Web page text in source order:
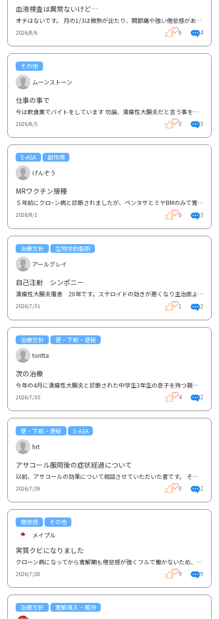
血液検査は異常ないけど…
オチはないです。 月の1/3は微熱が出たり、関節痛や強い倦怠感があるのですが血液検査は異常なし。フェ...
2026/8/6 6 4
その他
ムーンストーン
仕事の事で
今は飲食業でバイトをしています 勿論、潰瘍性大腸炎だと言う事を隠してです 飲食店で一番怖いのは、...
2026/8/5 0 3
5-ASA
副作用
げんぞう
MRワクチン接種
５年前にクロ−ン病と診断されましたが、ペンタサとミヤBMのみで寛解を維持しております。 海外旅行前に...
2026/8/1 0 3
治療方針
生物学的製剤
アールグレイ
自己注射 シンポニー
潰瘍性大腸炎罹患 20年です。ステロイドの効きが悪くなり主治医よりシンポニーを勧められました。自己...
2026/7/31 1 2
治療方針
便・下痢・便秘
toritta
次の治療
今年の4月に潰瘍性大腸炎と診断された中学生3年生の息子を持つ親です。ペンタサを処方されましたが結果5...
2026/7/30 4 2
便・下痢・便秘
5-ASA
hrt
アサコール服用後の症状経過について
以前、アサコールの効果について相談させていただいた者です。 その後の経過について相談したく、投稿...
2026/7/29 0 2
倦怠感
その他
メイプル
実質クビになりました
クローン病になってから寛解期も倦怠感が強くフルで働かないため、パートで週3日働いていました。ですが...
2026/7/28 9 9
治療方針 寛解導入・維持